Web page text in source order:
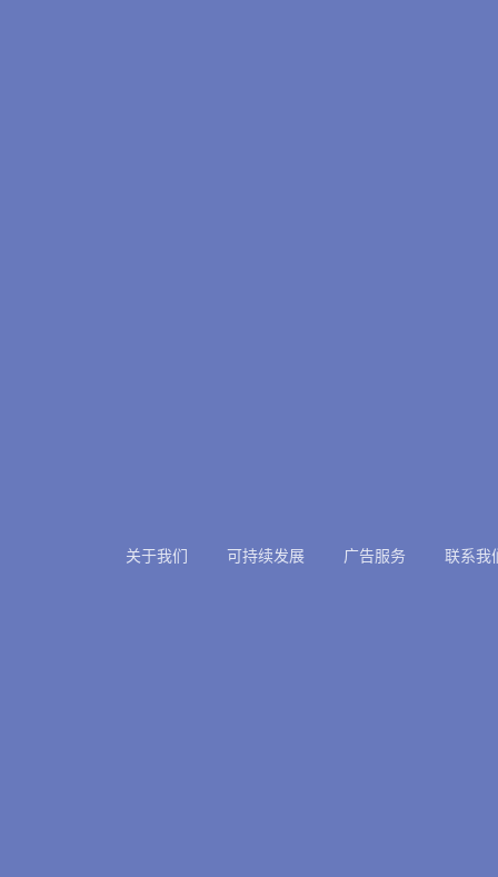
关于我们 可持续发展 广告服务 联系我